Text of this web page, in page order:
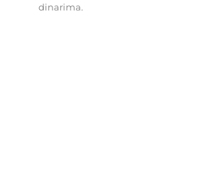
dinarima.